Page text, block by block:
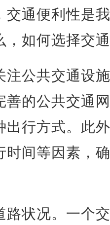
交通便利性是
，如何选择交
注公共交通设
善的公共交通
出行方式。此
时间等因素，
路状况。一个